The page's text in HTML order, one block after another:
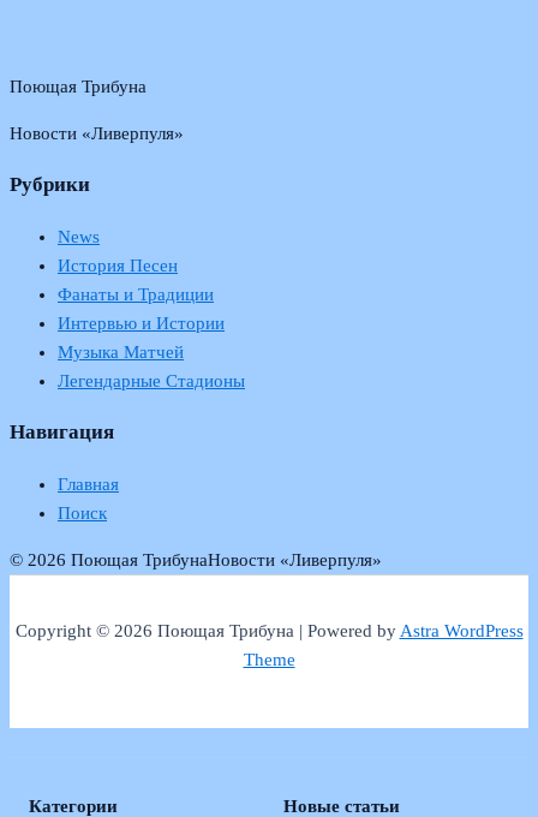
Поющая Трибуна
Новости «Ливерпуля»
Рубрики
News
История Песен
Фанаты и Традиции
Интервью и Истории
Музыка Матчей
Легендарные Стадионы
Навигация
Главная
Поиск
© 2026 Поющая ТрибунаНовости «Ливерпуля»
Copyright © 2026 Поющая Трибуна | Powered byAstra WordPress
Theme
Категории Новые статьи